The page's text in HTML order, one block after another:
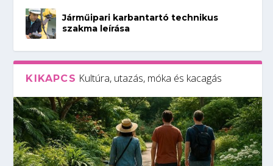
Járműipari karbantartó technikus
szakma leírása
KIKAPCS Kultúra, utazás, móka és kacagás